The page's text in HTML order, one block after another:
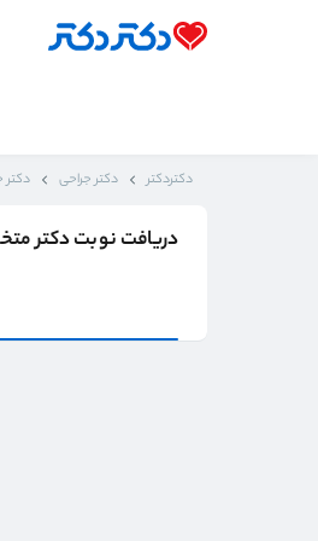
دکتردکتر دکتر جراحی دکتر
دریافت نوبت دکتر